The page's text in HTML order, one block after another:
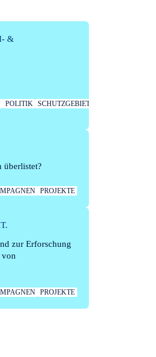
&
POLITIK SCHUTZGEBIETE
überlistet?
PROJEKTE
zur Erforschung
von
PROJEKTE